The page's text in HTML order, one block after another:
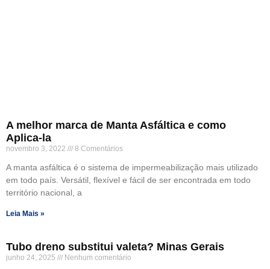
A melhor marca de Manta Asfáltica e como
Aplica-la
novembro 3, 2022 8 Comentários
A manta asfáltica é o sistema de impermeabilização mais utilizado
em todo país. Versátil, flexível e fácil de ser encontrada em todo
território nacional, a
Leia Mais »
Tubo dreno substitui valeta? Minas Gerais
junho 24, 2025 Nenhum comentário